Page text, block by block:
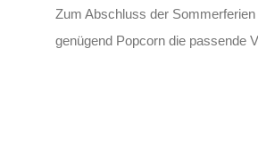
Zum Abschluss der
genügend Popcorn die passende